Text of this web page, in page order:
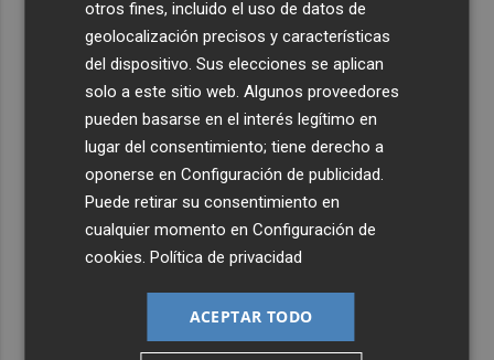
otros fines, incluido el uso de datos de
geolocalización precisos y características
del dispositivo. Sus elecciones se aplican
solo a este sitio web. Algunos proveedores
pueden basarse en el interés legítimo en
lugar del consentimiento; tiene derecho a
oponerse enConfiguración de publicidad
Puede retirar su consentimiento en
cualquier momento enConfiguración de
cookies .Política de privacidad
ACEPTAR TODO